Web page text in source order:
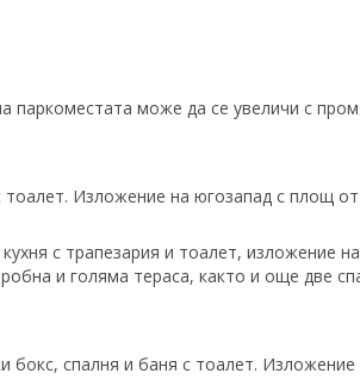
паркоместата може да се увеличи с
тоалет. Изложение на югозапад с площ
с трапезария и тоалет, изложение на
и голяма тераса, както и още две
бокс, спалня и баня с тоалет. Изложение